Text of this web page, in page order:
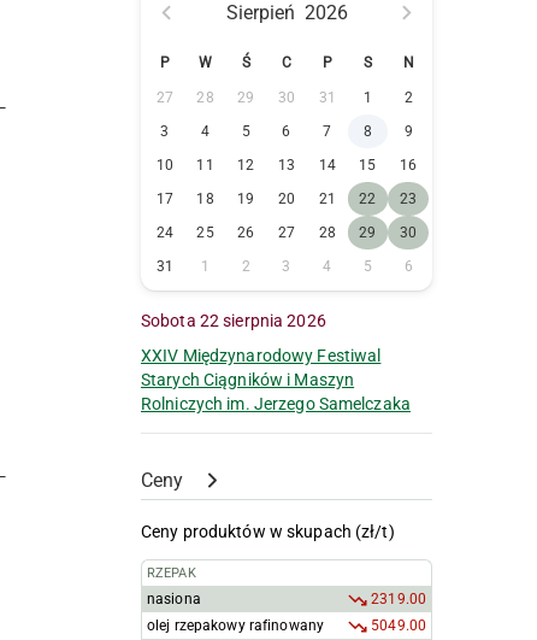
Sierpień 2026
P W Ś C P S N
27 28 29 30 31 1
2
3
4 5 6 7 8
9
10
11 12 13 14 15
16
17
18 19 20 21 22
23
24
25 26 27 28 29
30
31
1 2 3 4 5 6
Sobota 22 sierpnia 2026
XXIV Międzynarodowy Festiwal
Starych Ciągników i Maszyn
Rolniczych im. Jerzego Samelczaka
Ceny
Ceny produktów w skupach (zł/t)
RZEPAK
nasiona
2319.00
olej rzepakowy rafinowany
5049.00